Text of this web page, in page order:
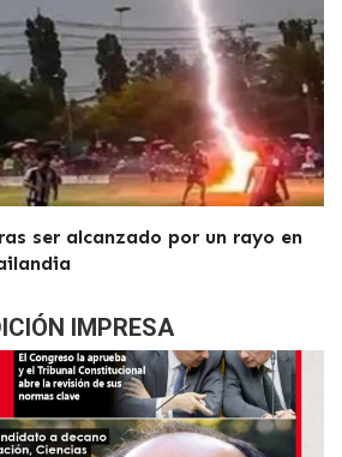
ser alcanzado por un rayo en
IMPRESA